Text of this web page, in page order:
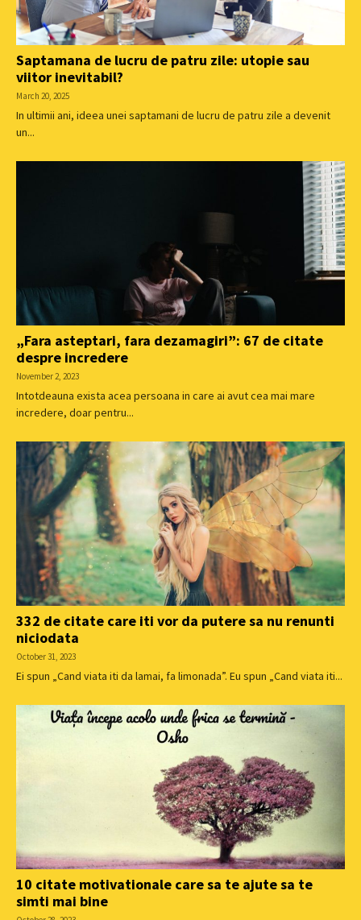
Saptamana de lucru de patru zile: utopie sau
viitor inevitabil?
March 20, 2025
In ultimii ani, ideea unei saptamani de lucru de patru zile a devenit
un...
„Fara asteptari, fara dezamagiri”: 67 de citate
despre incredere
November 2, 2023
Intotdeauna exista acea persoana in care ai avut cea mai mare
incredere, doar pentru...
332 de citate care iti vor da putere sa nu renunti
niciodata
October 31, 2023
Ei spun „Cand viata iti da lamai, fa limonada”. Eu spun „Cand viata iti...
10 citate motivationale care sa te ajute sa te
simti mai bine